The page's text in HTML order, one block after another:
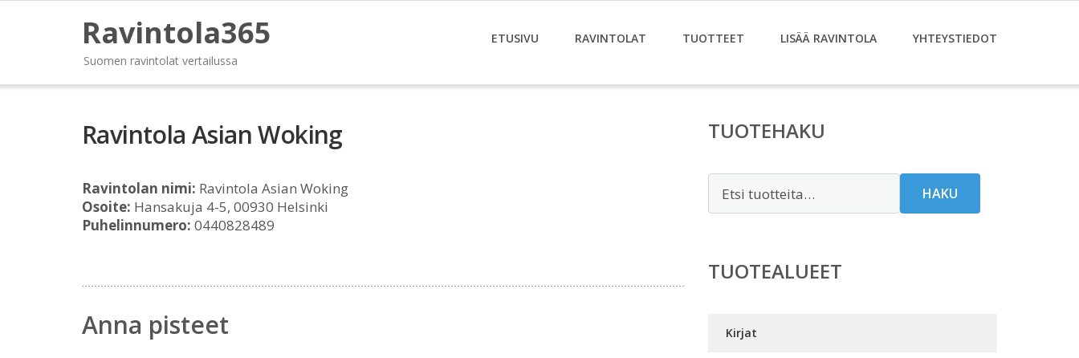
Ravintola365
Suomen ravintolat vertailussa
ETUSIVU RAVINTOLAT TUOTTEET LISÄÄ RAVINTOLA YHTEYSTIEDOT
Ravintola Asian Woking
Ravintolan nimi: Ravintola Asian Woking
Osoite: Hansakuja 4-5, 00930 Helsinki
Puhelinnumero: 0440828489
Anna pisteet
TUOTEHAKU
HAKU
TUOTEALUEET
Kirjat